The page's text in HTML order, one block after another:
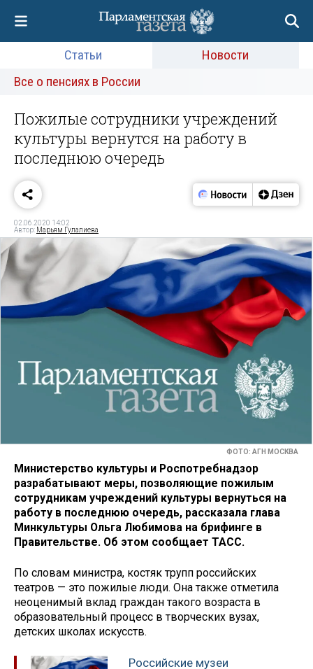
Статьи
Новости
Все о пенсиях в России
Пожилые сотрудники учреждений
культуры вернутся на работу в
последнюю очередь
02.06.2020 14:02
Автор: Марьям Гулалиева
ФОТО: АГН МОСКВА
Министерство культуры и Роспотребнадзор
разрабатывают меры, позволяющие пожилым
сотрудникам учреждений культуры вернуться на
работу в последнюю очередь, рассказала глава
Минкультуры Ольга Любимова на брифинге в
Правительстве. Об этом сообщает ТАСС.
По словам министра, костяк трупп российских
театров — это пожилые люди. Она также отметила
неоценимый вклад граждан такого возраста в
образовательный процесс в творческих вузах,
детских школах искусств.
Российские музеи